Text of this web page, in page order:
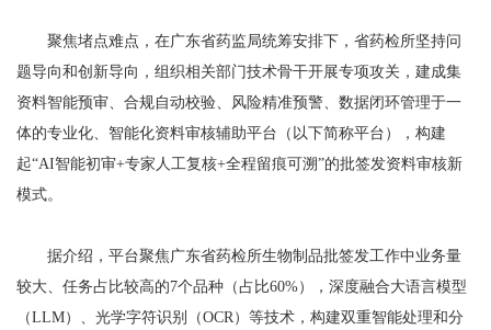
聚焦堵点难点，在广东省药监局统筹安排下，省药检所坚持问
题导向和创新导向，组织相关部门技术骨干开展专项攻关，建成集
资料智能预审、合规自动校验、风险精准预警、数据闭环管理于一
体的专业化、智能化资料审核辅助平台（以下简称平台），构建
起“AI智能初审+专家人工复核+全程留痕可溯”的批签发资料审核新
模式。
据介绍，平台聚焦广东省药检所生物制品批签发工作中业务量
较大、任务占比较高的7个品种（占比60%），深度融合大语言模型
（LLM）、光学字符识别（OCR）等技术，构建双重智能处理和分